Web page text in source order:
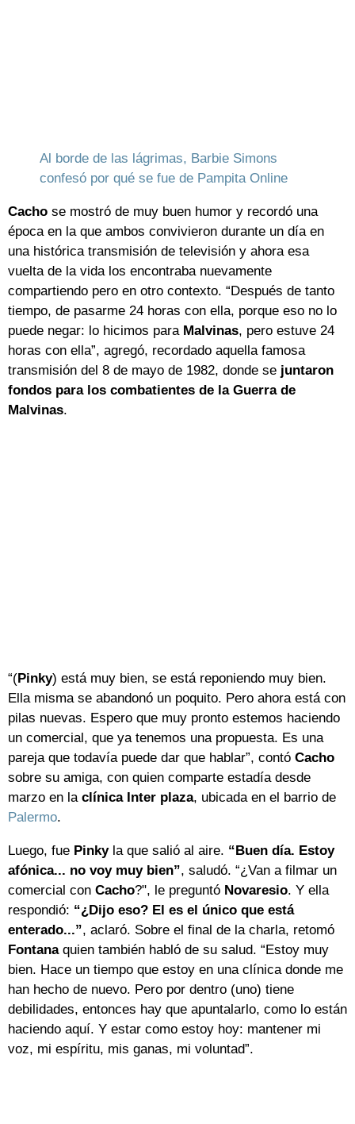
Al borde de las lágrimas, Barbie Simons
confesó por qué se fue de Pampita Online
Cacho se mostró de muy buen humor y recordó una
época en la que ambos convivieron durante un día en
una histórica transmisión de televisión y ahora esa
vuelta de la vida los encontraba nuevamente
compartiendo pero en otro contexto. “Después de tanto
tiempo, de pasarme 24 horas con ella, porque eso no lo
puede negar: lo hicimos para Malvinas, pero estuve 24
horas con ella”, agregó, recordado aquella famosa
transmisión del 8 de mayo de 1982, donde se juntaron
fondos para los combatientes de la Guerra de
Malvinas.
“(Pinky) está muy bien, se está reponiendo muy bien.
Ella misma se abandonó un poquito. Pero ahora está con
pilas nuevas. Espero que muy pronto estemos haciendo
un comercial, que ya tenemos una propuesta. Es una
pareja que todavía puede dar que hablar”, contó Cacho
sobre su amiga, con quien comparte estadía desde
marzo en la clínica Inter plaza, ubicada en el barrio de
Palermo.
Luego, fue Pinkyla que salió al aire. “Buen día. Estoy
afónica... no voy muy bien”, saludó. “¿Van a filmar un
comercial con Cacho?", le preguntó Novaresio. Y ella
respondió: “¿Dijo eso? El es el único que está
enterado...”, aclaró. Sobre el final de la charla, retomó
Fontanaquien también habló de su salud. “Estoy muy
bien. Hace un tiempo que estoy en una clínica donde me
han hecho de nuevo. Pero por dentro (uno) tiene
debilidades, entonces hay que apuntalarlo, como lo están
haciendo aquí. Y estar como estoy hoy: mantener mi
voz, mi espíritu, mis ganas, mi voluntad”.